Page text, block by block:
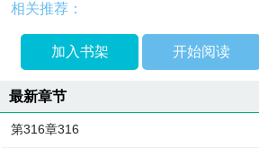
相关推荐：
加入书架 开始阅读
最新章节
第316章316